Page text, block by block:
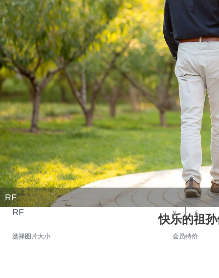
RF
快乐的祖
选择图片大小 会员特价
RF ￥ $